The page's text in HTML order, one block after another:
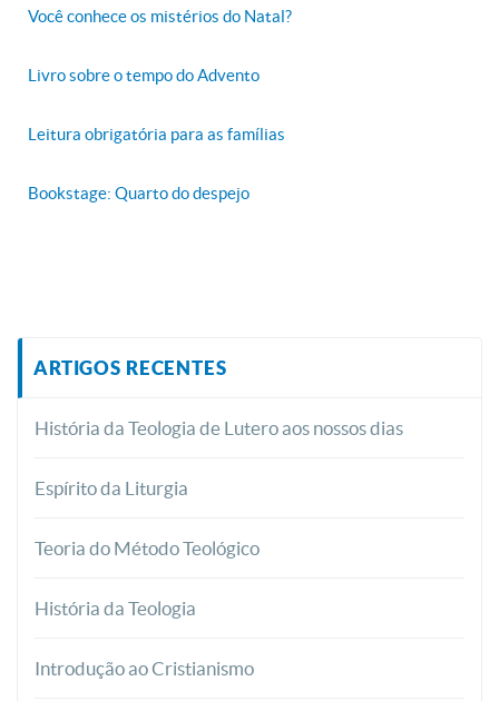
Você conhece os mistérios do Natal?
Livro sobre o tempo do Advento
Leitura obrigatória para as famílias
Bookstage: Quarto do despejo
ARTIGOS RECENTES
História da Teologia de Lutero aos nossos dias
Espírito da Liturgia
Teoria do Método Teológico
História da Teologia
Introdução ao Cristianismo